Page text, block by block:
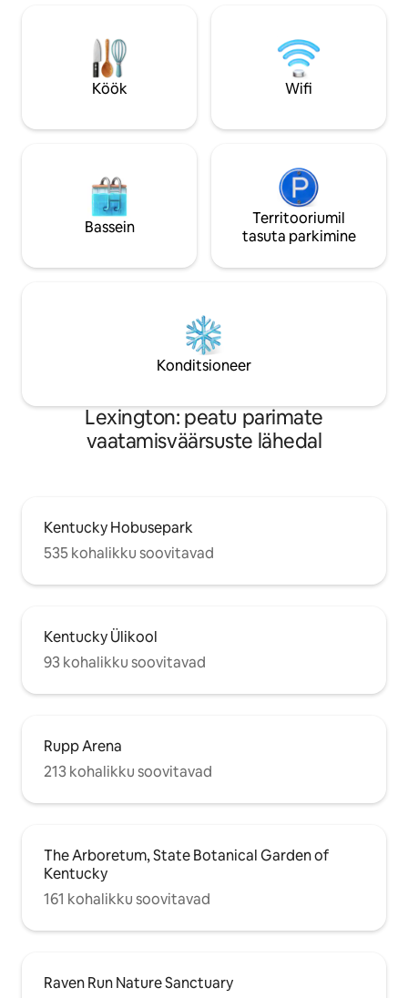
Täielikult
Saadaval on kajakid. Vaid mõne
kaugusel Legacy
kaugusel Lex/G
Köök Wifi
Bassein
Territooriumil
tasuta parkimine
Konditsioneer
Lexington: peatu parimate
vaatamisväärsuste lähedal
Kentucky Hobusepark
535 kohalikku soovitavad
Kentucky Ülikool
93 kohalikku soovitavad
Rupp Arena
213 kohalikku soovitavad
The Arboretum, State Botanical Garden of
Kentucky
161 kohalikku soovitavad
Raven Run Nature Sanctuary